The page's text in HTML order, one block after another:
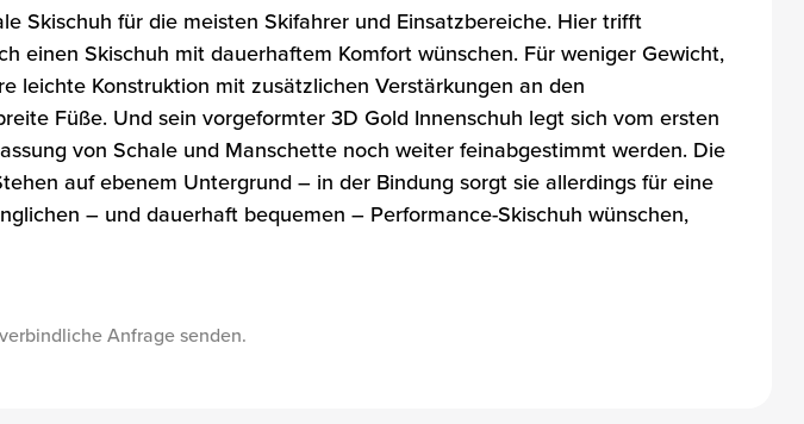
Skischuh für die meisten Skifahrer und Einsatzbereiche. Hier trifft
einen Skischuh mit dauerhaftem Komfort wünschen. Für weniger Gewicht,
leichte Konstruktion mit zusätzlichen Verstärkungen an den
Füße. Und sein vorgeformter 3D Gold Innenschuh legt sich vom ersten
von Schale und Manschette noch weiter feinabgestimmt werden. Die
auf ebenem Untergrund – in der Bindung sorgt sie allerdings für eine
– und dauerhaft bequemen – Performance-Skischuh wünschen,
Anfrage senden.